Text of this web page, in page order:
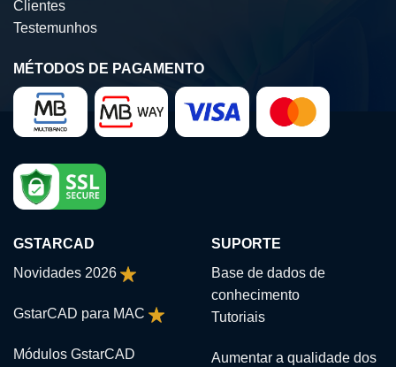
Clientes
Testemunhos
MÉTODOS DE PAGAMENTO
GSTARCAD
Novidades 2026
GstarCAD para MAC
Módulos GstarCAD
SUPORTE
Base de dados de
conhecimento
Tutoriais
Aumentar a qualidade dos